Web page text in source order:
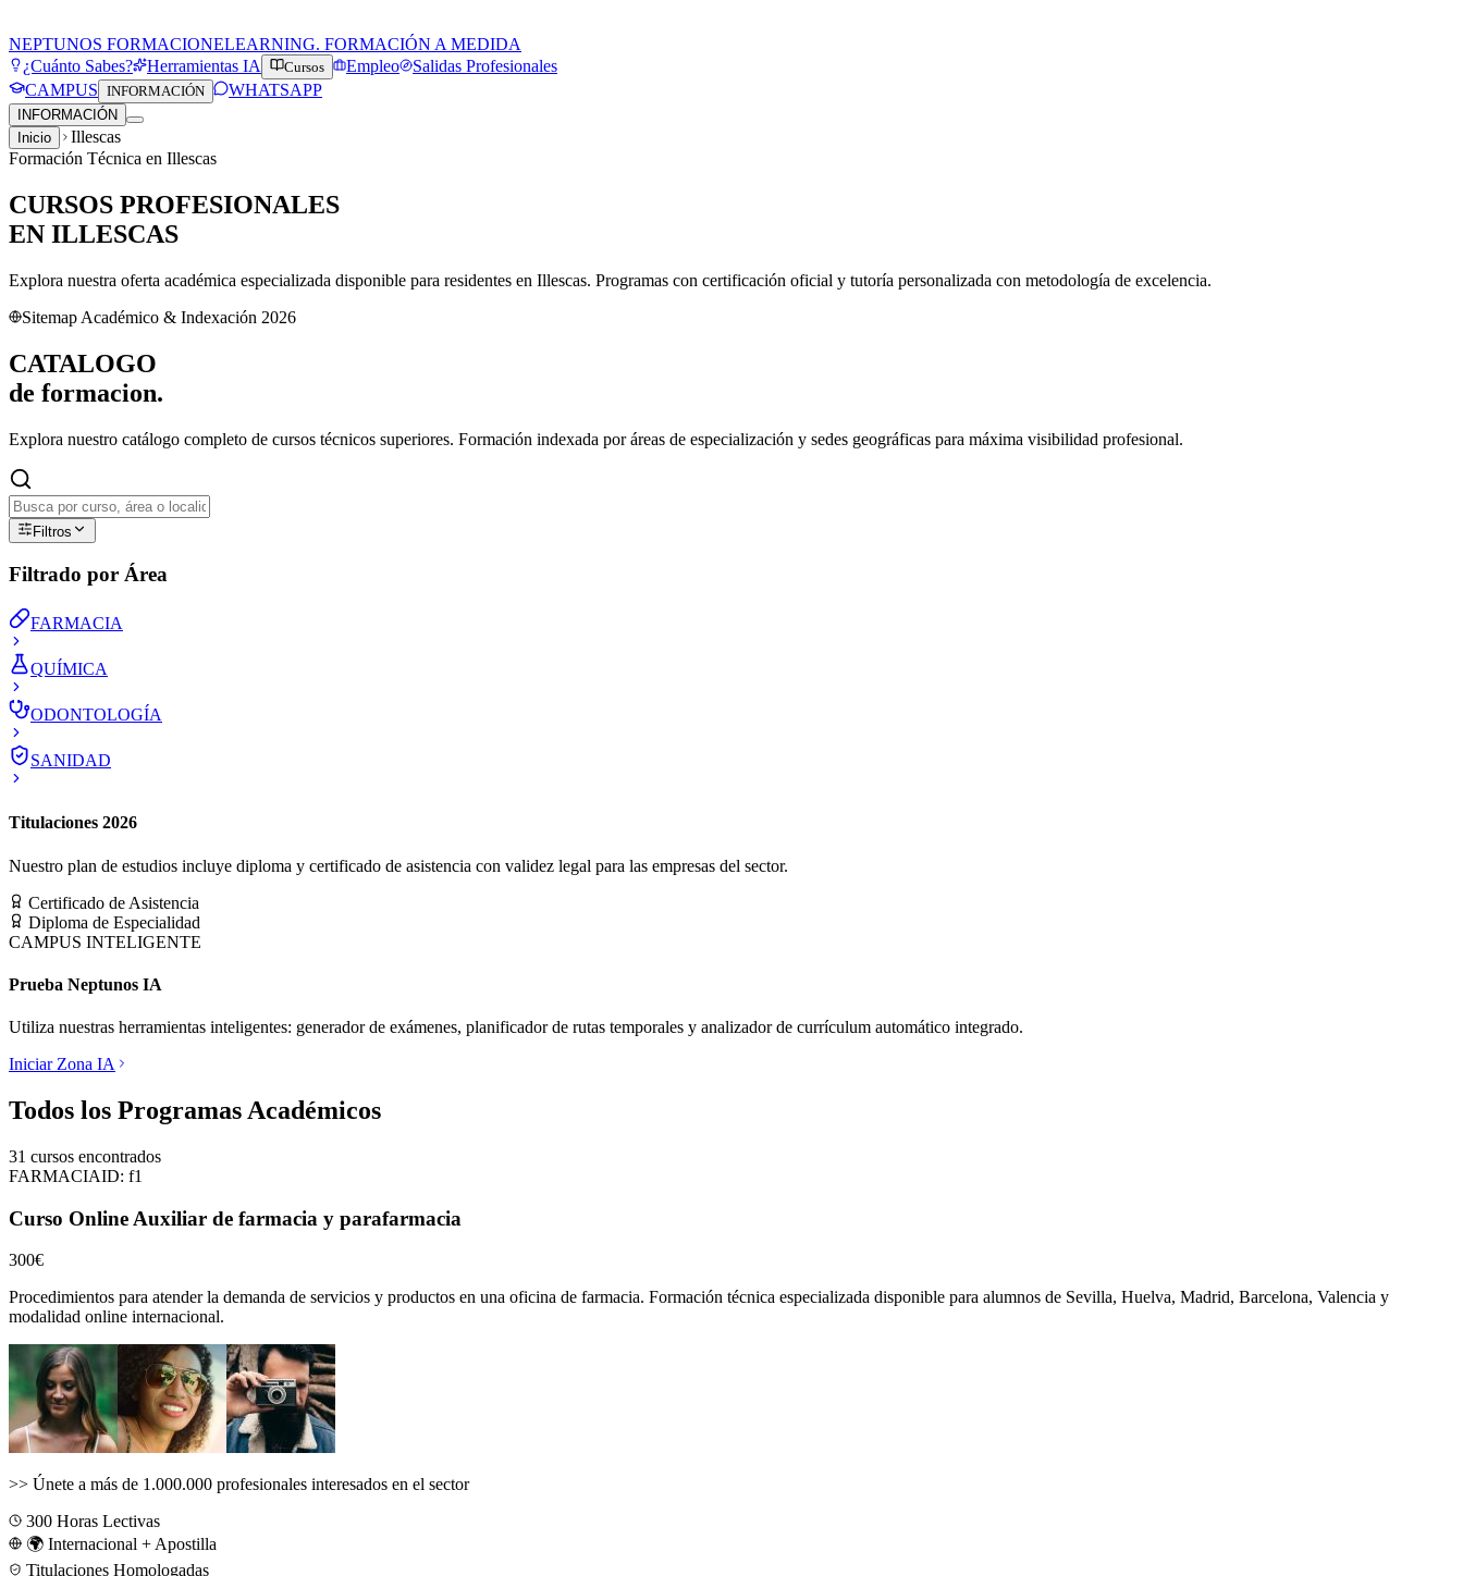
NEPTUNOS FORMACIONELEARNING. FORMACIÓN A MEDIDA
¿Cuánto Sabes?
Herramientas IA Cursos Empleo
Salidas Profesionales
CAMPUS INFORMACIÓN WHATSAPP
INFORMACIÓN
Inicio
Illescas
Formación Técnica en Illescas
CURSOS PROFESIONALES
EN ILLESCAS
Explora nuestra oferta académica especializada disponible para residentes en Illescas. Programas con certificación oficial y tutoría personalizada con metodología de excelencia.
Sitemap Académico & Indexación 2026
CATALOGO
de formacion.
Explora nuestro catálogo completo de cursos técnicos superiores. Formación indexada por áreas de especialización y sedes geográficas para máxima visibilidad profesional.
Filtros
Filtrado por Área
FARMACIA
QUÍMICA
ODONTOLOGÍA
SANIDAD
Titulaciones 2026
Nuestro plan de estudios incluye diploma y certificado de asistencia con validez legal para las empresas del sector.
Certificado de Asistencia
Diploma de Especialidad
CAMPUS INTELIGENTE
Prueba Neptunos IA
Utiliza nuestras herramientas inteligentes: generador de exámenes, planificador de rutas temporales y analizador de currículum automático integrado.
Iniciar Zona IA
Todos los Programas Académicos
31 cursos encontrados
FARMACIAID: f1
Curso Online Auxiliar de farmacia y parafarmacia
300€
Procedimientos para atender la demanda de servicios y productos en una oficina de farmacia. Formación técnica especializada disponible para alumnos de Sevilla, Huelva, Madrid, Barcelona, Valencia y
modalidad online internacional.
>> Únete a más de 1.000.000 profesionales interesados en el sector
300 Horas Lectivas
🌍 Internacional + Apostilla
Titulaciones Homologadas